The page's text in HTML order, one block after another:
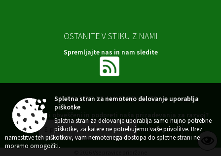
OSTANITE V STIKU Z NAMI
Spremljajte nas in nam sledite
NAROČITE SE NA E-OBVESTILA
Želite ostati obveščeni in podpreti naša prizadevanja za razvoj?
Spletna stran za nemoteno delovanje uporablja
piškotke
Spletna stran za delovanje uporablja samo nujno potrebne
piškotke, za katere ne potrebujemo vaše privolitve. Brez
namestitve teh piškotkov, vam nemotenega dostopa do spletne strani ne
moremo omogočiti.